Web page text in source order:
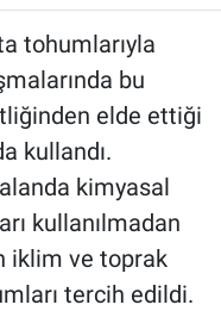
tohumlarıyla
bu
elde ettiği
kullandı.
kimyasal
kullanılmadan
iklim ve toprak
tercih edildi.